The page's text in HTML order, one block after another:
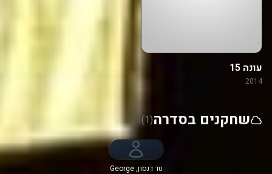
עונה 15
2014
שחקנים בסדרה(1)
טד דנסון, George